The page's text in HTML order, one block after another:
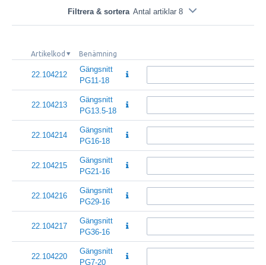
Filtrera & sortera Antal artiklar 8
Artikelkod Benämning
22.104212
Gängsnitt
PG11-18
22.104213
Gängsnitt
PG13.5-18
22.104214
Gängsnitt
PG16-18
22.104215
Gängsnitt
PG21-16
22.104216
Gängsnitt
PG29-16
22.104217
Gängsnitt
PG36-16
22.104220
Gängsnitt
PG7-20